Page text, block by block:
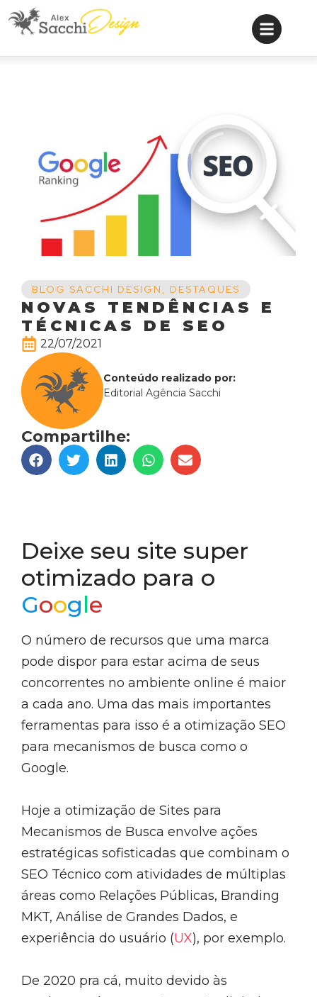
BLOG SACCHI DESIGN , DESTAQUES
NOVAS TENDÊNCIAS E
TÉCNICAS DE SEO
22/07/2021
Conteúdo realizado por:
Editorial Agência Sacchi
Compartilhe:
Deixe seu site super
otimizado para o
Google
O número de recursos que uma marca
pode dispor para estar acima de seus
concorrentes no ambiente online é maior
a cada ano. Uma das mais importantes
ferramentas para isso é a otimização SEO
para mecanismos de busca como o
Google.
Hoje a otimização de Sites para
Mecanismos de Busca envolve ações
estratégicas sofisticadas que combinam o
SEO Técnico com atividades de múltiplas
áreas como Relações Públicas, Branding
MKT, Análise de Grandes Dados, e
experiência do usuário (UX), por exemplo.
De 2020 pra cá, muito devido às